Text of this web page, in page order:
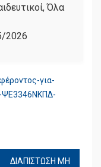
,Όλα
2026
για-
ΔΙΑΠΙΣΤΩΣΗ ΜΗ